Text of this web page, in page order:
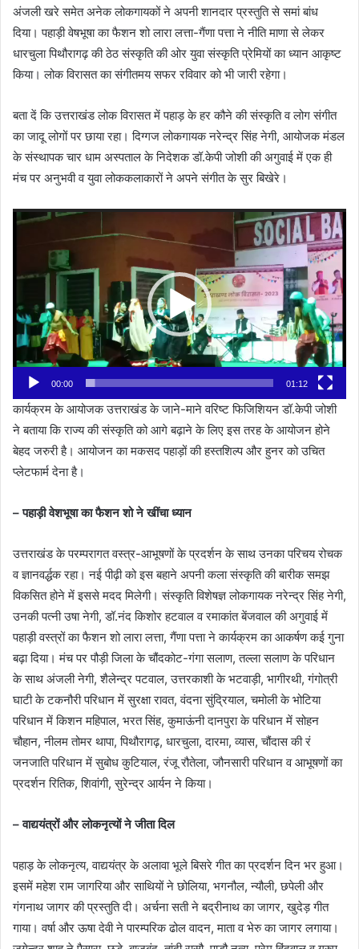
अंजली खरे समेत अनेक लोकगायकों ने अपनी शानदार प्रस्तुति से समां बांध
दिया। पहाड़ी वेषभूषा का फैशन शो लारा लत्ता-गैंणा पत्ता ने नीति माणा से लेकर
धारचुला पिथौरागढ़ की ठेठ संस्कृति की ओर युवा संस्कृति प्रेमियों का ध्यान आकृष्ट
किया। लोक विरासत का संगीतमय सफर रविवार को भी जारी रहेगा।
बता दें कि उत्तराखंड लोक विरासत में पहाड़ के हर कौने की संस्कृति व लोग संगीत
का जादू लोगों पर छाया रहा। दिग्गज लोकगायक नरेन्द्र सिंह नेगी, आयोजक मंडल
के संस्थापक चार धाम अस्पताल के निदेशक डॉ.केपी जोशी की अगुवाई में एक ही
मंच पर अनुभवी व युवा लोककलाकारों ने अपने संगीत के सुर बिखेरे।
Video
00:00 01:12
कार्यक्रम के आयोजक उत्तराखंड के जाने-माने वरिष्ट फिजिशियन डॉ.केपी जोशी
ने बताया कि राज्य की संस्कृति को आगे बढ़ाने के लिए इस तरह के आयोजन होने
बेहद जरुरी है। आयोजन का मकसद पहाड़ों की हस्तशिल्प और हुनर को उचित
प्लेटफार्म देना है।
– पहाड़ी वेशभूषा का फैशन शो ने खींचा ध्यान
उत्तराखंड के परम्परागत वस्त्र-आभूषणों के प्रदर्शन के साथ उनका परिचय रोचक
व ज्ञानवर्द्धक रहा। नई पीढ़ी को इस बहाने अपनी कला संस्कृति की बारीक समझ
विकसित होने में इससे मदद मिलेगी। संस्कृति विशेषज्ञ लोकगायक नरेन्द्र सिंह नेगी,
उनकी पत्नी उषा नेगी, डॉ.नंद किशोर हटवाल व रमाकांत बेंजवाल की अगुवाई में
पहाड़ी वस्त्रों का फैशन शो लारा लत्ता, गैंणा पत्ता ने कार्यक्रम का आकर्षण कई गुना
बढ़ा दिया। मंच पर पौड़ी जिला के चौंदकोट-गंगा सलाण, तल्ला सलाण के परिधान
के साथ अंजली नेगी, शैलेन्द्र पटवाल, उत्तरकाशी के भटवाड़ी, भागीरथी, गंगोत्री
घाटी के टकनौरी परिधान में सुरक्षा रावत, वंदना सुंद्रियाल, चमोली के भोटिया
परिधान में किशन महिपाल, भरत सिंह, कुमाऊंनी दानपुरा के परिधान में सोहन
चौहान, नीलम तोमर थापा, पिथौरागढ़, धारचुला, दारमा, व्यास, चौंदास की रं
जनजाति परिधान में सुबोध कुटियाल, रंजू रौतेला, जौनसारी परिधान व आभूषणों का
प्रदर्शन रितिक, शिवांगी, सुरेन्द्र आर्यन ने किया।
– वाद्ययंत्रों और लोकनृत्यों ने जीता दिल
पहाड़ के लोकनृत्य, वाद्ययंत्र के अलावा भूले बिसरे गीत का प्रदर्शन दिन भर हुआ।
इसमें महेश राम जागरिया और साथियों ने छोलिया, भगनौल, न्यौली, छपेली और
गंगनाथ जागर की प्रस्तुति दी। अर्चना सती ने बद्रीनाथ का जागर, खुदेड़ गीत
गाया। वर्षा और ऊषा देवी ने पारम्परिक ढोल वादन, माता व भेरु का जागर लगाया।